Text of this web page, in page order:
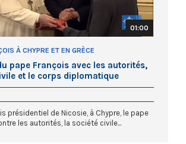
01:00
À CHYPRE ET EN GRÈCE
pape François avec les autorités,
et le corps diplomatique
présidentiel de Nicosie, à Chypre, le pape
les autorités, la société civile...